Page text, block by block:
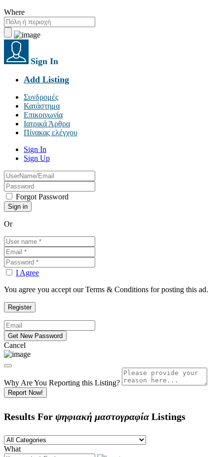
Where
Sign In
Add Listing
Συνδρομές
Κατάστημα
Επικοινωνία
Ιατρικά Άρθρα
Πίνακας ελέγχου
Sign In
Sign Up
Forgot Password
Or
I Agree
You agree you accept our Terms & Conditions for posting this ad.
Cancel
Why Are You Reporting this Listing?
Report Now!
Results For ψηφιακή μαστογραφίαListings
What